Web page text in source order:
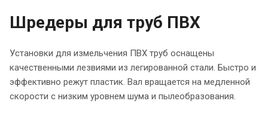
Шредеры для труб ПВХ
Установки для измельчения ПВХ труб оснащены
качественными лезвиями из легированной стали. Быстро и
эффективно режут пластик. Вал вращается на медленной
скорости с низким уровнем шума и пылеобразования.